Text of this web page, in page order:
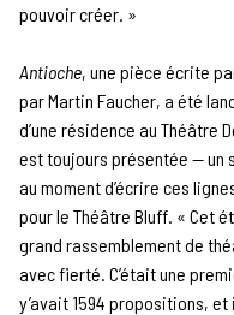
pouvoir créer. »
Antioche, une pièce écrite
par Martin Faucher, a été
d’une résidence au Théâtre
est toujours présentée — un
au moment d’écrire ces
pour le Théâtre Bluff. « Cet
grand rassemblement de
avec fierté. C’était une
y’avait 1594 propositions,